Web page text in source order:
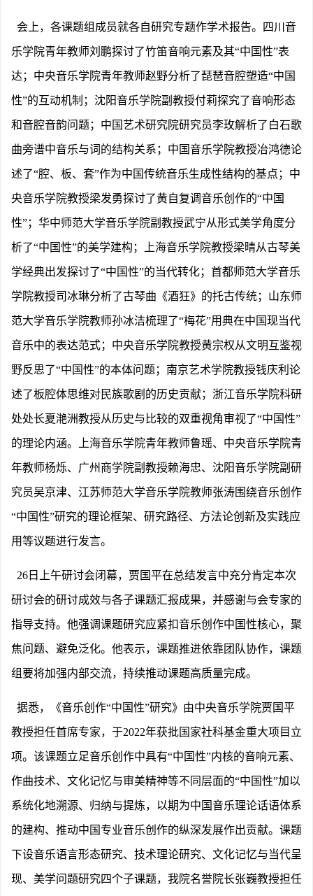
会上，各课题组成员就各自研究专题作学术报告。四川音
乐学院青年教师刘鹏探讨了竹笛音响元素及其“中国性”表
达；中央音乐学院青年教师赵野分析了琵琶音腔塑造“中国
性”的互动机制；沈阳音乐学院副教授付莉探究了音响形态
和音腔音韵问题；中国艺术研究院研究员李玫解析了白石歌
曲旁谱中音乐与词的结构关系；中国音乐学院教授冶鸿德论
述了“腔、板、套”作为中国传统音乐生成性结构的基点；中
央音乐学院教授梁发勇探讨了黄自复调音乐创作的“中国
性”；华中师范大学音乐学院副教授武宁从形式美学角度分
析了“中国性”的美学建构；上海音乐学院教授梁晴从古琴美
学经典出发探讨了“中国性”的当代转化；首都师范大学音乐
学院教授司冰琳分析了古琴曲《酒狂》的托古传统；山东师
范大学音乐学院教师孙冰洁梳理了“梅花”用典在中国现当代
音乐中的表达范式；中央音乐学院教授黄宗权从文明互鉴视
野反思了“中国性”的本体问题；南京艺术学院教授钱庆利论
述了板腔体思维对民族歌剧的历史贡献；浙江音乐学院科研
处处长夏滟洲教授从历史与比较的双重视角审视了“中国性”
的理论内涵。上海音乐学院青年教师鲁瑶、中央音乐学院青
年教师杨烁、广州商学院副教授赖海忠、沈阳音乐学院副研
究员吴京津、江苏师范大学音乐学院教师张涛围绕音乐创作
“中国性”研究的理论框架、研究路径、方法论创新及实践应
用等议题进行发言。
26日上午研讨会闭幕，贾国平在总结发言中充分肯定本次
研讨会的研讨成效与各子课题汇报成果，并感谢与会专家的
指导支持。他强调课题研究应紧扣音乐创作中国性核心，聚
焦问题、避免泛化。他表示，课题推进依靠团队协作，课题
组要将加强内部交流，持续推动课题高质量完成。
据悉，《音乐创作“中国性”研究》由中央音乐学院贾国平
教授担任首席专家，于2022年获批国家社科基金重大项目立
项。该课题立足音乐创作中具有“中国性”内核的音响元素、
作曲技术、文化记忆与审美精神等不同层面的“中国性”加以
系统化地溯源、归纳与提炼，以期为中国音乐理论话语体系
的建构、推动中国专业音乐创作的纵深发展作出贡献。课题
下设音乐语言形态研究、技术理论研究、文化记忆与当代呈
现、美学问题研究四个子课题，我院名誉院长张巍教授担任